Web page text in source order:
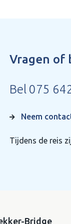
Vragen of
Bel 075
Neem
Tijdens de reis
Bridge